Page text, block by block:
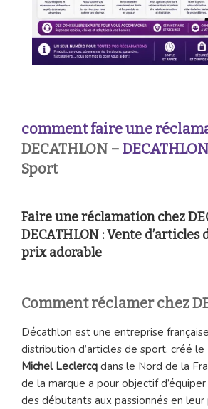
comment faire une
DECATHLON – DECATHLON
Sport
Faire une réclamation chez
DECATHLON : Vente d’articles
prix adorable
Comment réclamer chez
Décathlon est une entreprise
distribution d’articles de sport, créé
Michel Leclercq dans le Nord de la
de la marque a pour objectif
des débutants aux passionnés en